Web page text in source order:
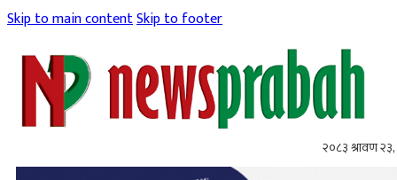
Skip to main contentSkip to footer
२०८३ श्रावण २३,